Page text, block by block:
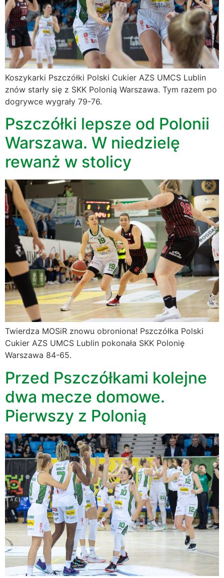
Koszykarki Pszczółki Polski Cukier AZS UMCS Lublin
znów starły się z SKK Polonią Warszawa. Tym razem po
dogrywce wygrały 79-76.
Pszczółki lepsze od Polonii
Warszawa. W niedzielę
rewanż w stolicy
Twierdza MOSiR znowu obroniona! Pszczółka Polski
Cukier AZS UMCS Lublin pokonała SKK Polonię
Warszawa 84-65.
Przed Pszczółkami kolejne
dwa mecze domowe.
Pierwszy z Polonią